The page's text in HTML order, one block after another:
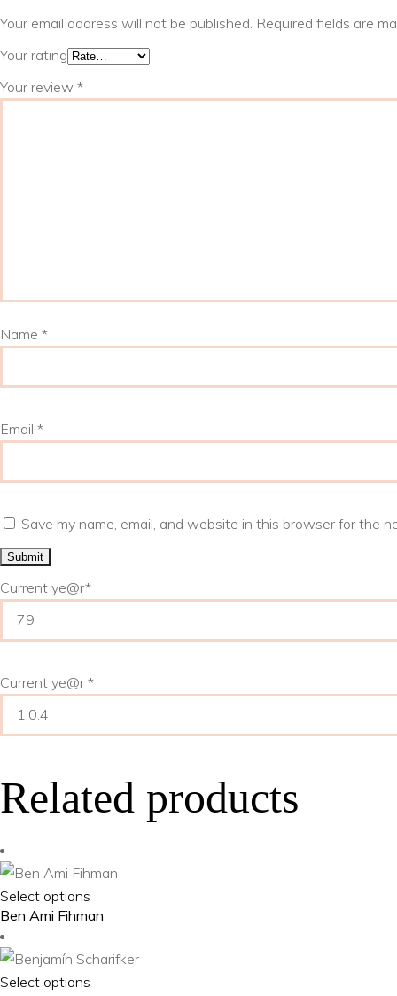
Your email address will not be published. Required fields are
Your rating
Your review *
Name *
Email *
Save my name, email, and website in this browser for the
Current ye@r*
Current ye@r *
Related products
Select options
product
multiple
Ben Ami Fihman
Select options